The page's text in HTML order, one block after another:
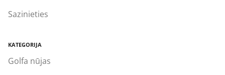
Sazinieties
KATEGORIJA
Golfa nūjas